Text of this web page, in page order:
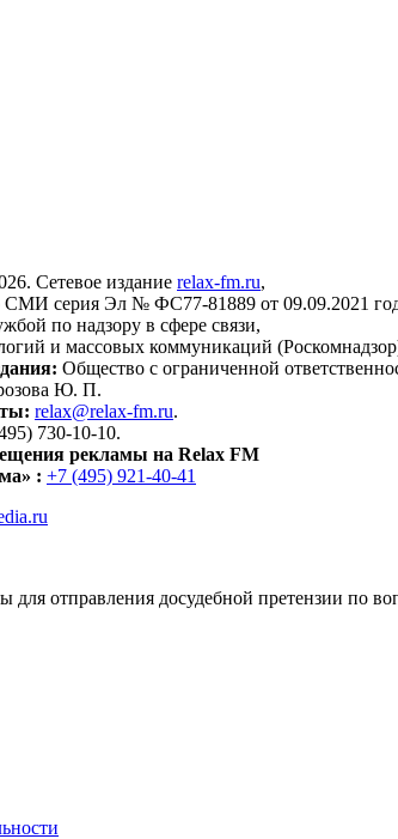
Сетевое издание relax-fm.ru,
СМИ серия Эл № ФС77-81889 от 09.09.2021
по надзору в сфере связи,
и массовых коммуникаций
Общество с ограниченной
Ю. П.
relax@relax-fm.ru.
730-10-10.
рекламы на Relax FM
: +7 (495) 921-40-41
для отправления досудебной претензии по